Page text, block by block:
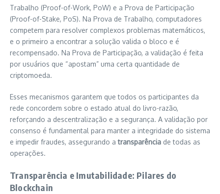
Trabalho (Proof-of-Work, PoW) e a Prova de Participação
(Proof-of-Stake, PoS). Na Prova de Trabalho, computadores
competem para resolver complexos problemas matemáticos,
e o primeiro a encontrar a solução valida o bloco e é
recompensado. Na Prova de Participação, a validação é feita
por usuários que “apostam” uma certa quantidade de
criptomoeda.
Esses mecanismos garantem que todos os participantes da
rede concordem sobre o estado atual do livro-razão,
reforçando a descentralização e a segurança. A validação por
consenso é fundamental para manter a integridade do sistema
e impedir fraudes, assegurando atransparência de todas as
operações.
Transparência e Imutabilidade: Pilares do
Blockchain